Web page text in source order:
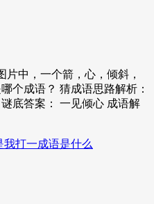
片中，一个箭，心，倾斜，
个成语？ 猜成语思路解析：
底答案： 一见倾心 成语解
打一成语是什么